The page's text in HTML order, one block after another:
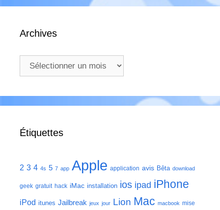
Archives
Archives
Étiquettes
2 3 4 4s 5 7 app Apple application avis Bêta download
geek gratuit hack iMac installation ios ipad iPhone
iPod itunes Jailbreak jeux jour Lion Mac macbook mise